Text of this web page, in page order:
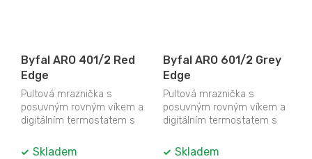
Byfal ARO 401/2 Red
Edge
Pultová mraznička s
posuvným rovným víkem a
digitálním termostatem s
Skladem
Byfal ARO 601/2 Grey
Edge
Pultová mraznička s
posuvným rovným víkem a
digitálním termostatem s
Skladem